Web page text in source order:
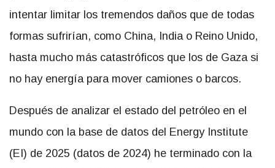
intentar limitar los tremendos daños que de todas
formas sufrirían, como China, India o Reino Unido,
hasta mucho más catastróficos que los de Gaza si
no hay energía para mover camiones o barcos.
Después de analizar el estado del petróleo en el
mundo con la base de datos del Energy Institute
(EI) de 2025 (datos de 2024) he terminado con la